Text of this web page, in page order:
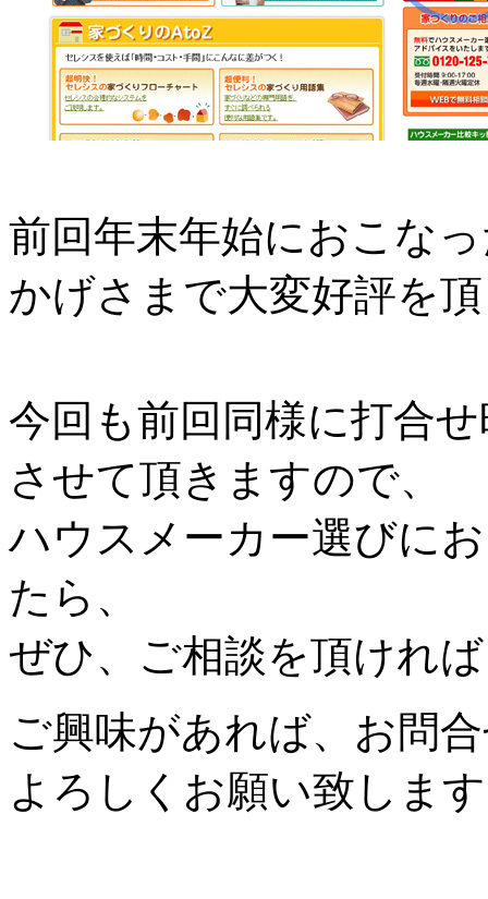
前回年末年始におこな
かげさまで大変好評を
今回も前回同様に打合
させて頂きますので、
ハウスメーカー選びに
たら、
ぜひ、ご相談を頂けれ
ご興味があれば、お問
よろしくお願い致しま